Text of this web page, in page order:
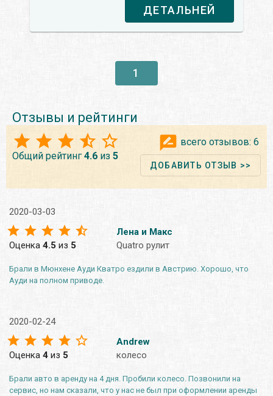
ДЕТАЛЬНЕЙ
1
Отзывы и рейтинги
Общий рейтинг 4.6 из 5
всего отзывов: 6
ДОБАВИТЬ ОТЗЫВ >>
2020-03-03
Оценка 4.5 из 5
Лена и Макс
Quatro рулит
Брали в Мюнхене Ауди Кватро ездили в Австрию. Хорошо, что
Ауди на полном приводе.
2020-02-24
Оценка 4 из 5
Andrew
колесо
Брали авто в аренду на 4 дня. Пробили колесо. Позвонили на
сервис, но нам сказали, что у нас не был при оформлении аренды